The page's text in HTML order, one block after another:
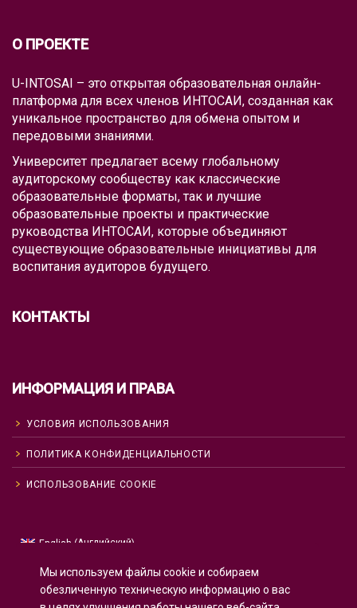
О ПРОЕКТЕ
U-INTOSAI – это открытая образовательная онлайн-
платформа для всех членов ИНТОСАИ, созданная как
уникальное пространство для обмена опытом и
передовыми знаниями.
Университет предлагает всему глобальному
аудиторскому сообществу как классические
образовательные форматы, так и лучшие
образовательные проекты и практические
руководства ИНТОСАИ, которые объединяют
существующие образовательные инициативы для
воспитания аудиторов будущего.
КОНТАКТЫ
ИНФОРМАЦИЯ И ПРАВА
УСЛОВИЯ ИСПОЛЬЗОВАНИЯ
ПОЛИТИКА КОНФИДЕНЦИАЛЬНОСТИ
ИСПОЛЬЗОВАНИЕ COOKIE
English (Английский)
Русский
Español(Испанский)
Мы используем файлы cookie и собираем
обезличенную техническую информацию о вас